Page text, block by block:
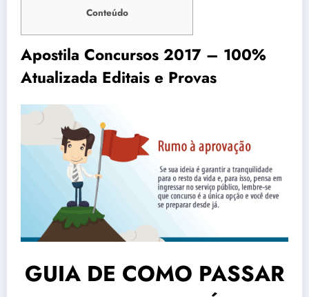
Conteúdo
Apostila Concursos 2017 – 100%
Atualizada Editais e Provas
GUIA DE COMO PASSAR